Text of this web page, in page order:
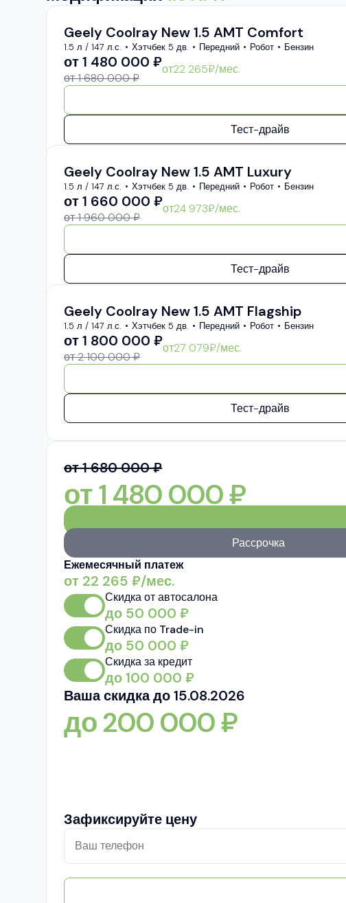
Geely Coolray New 1.5 AMT Comfort
1.5 л / 147 л.с. Хэтчбек 5 дв. Передний Робот Бензин
от1 480 000 ₽
от 1 680 000 ₽
от22 265₽/мес.
Тест-драйв
Geely Coolray New 1.5 AMT Luxury
1.5 л / 147 л.с. Хэтчбек 5 дв. Передний Робот Бензин
от1 660 000 ₽
от 1 960 000 ₽
от24 973₽/мес.
Тест-драйв
Geely Coolray New 1.5 AMT Flagship
1.5 л / 147 л.с. Хэтчбек 5 дв. Передний Робот Бензин
от1 800 000 ₽
от 2 100 000 ₽
от27 079₽/мес.
Тест-драйв
от 1 680 000 ₽
от1 480 000₽
Рассрочка
Ежемесячный платеж
от 22 265 ₽/мес.
Скидка от автосалона
до 50 000 ₽
Скидка по Trade-in
до 50 000 ₽
Скидка за кредит
до100 000 ₽
Ваша скидка до 15.08.2026
до200 000₽
Зафиксируйте цену